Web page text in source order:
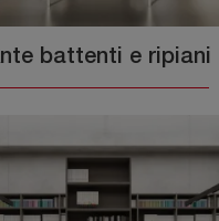
battenti e ripiani